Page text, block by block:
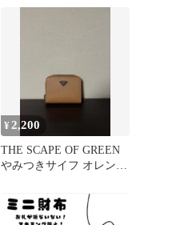
¥ 2,200
THE SCAPE OF GREEN
やみつきサイフ オレン